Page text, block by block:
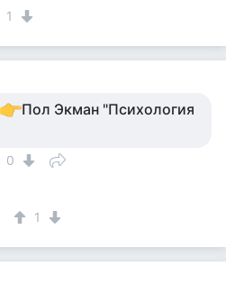
1
Пол Экман "Психология
0
1